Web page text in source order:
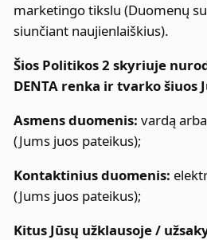
marketingo tikslu (Duomenų
siunčiant naujienlaiškius).
Šios Politikos 2 skyriuje
DENTA renka ir tvarko šiuos
Asmens duomenis: vardą
(Jums juos pateikus);
Kontaktinius duomenis:
(Jums juos pateikus);
Kitus Jūsų užklausoje /